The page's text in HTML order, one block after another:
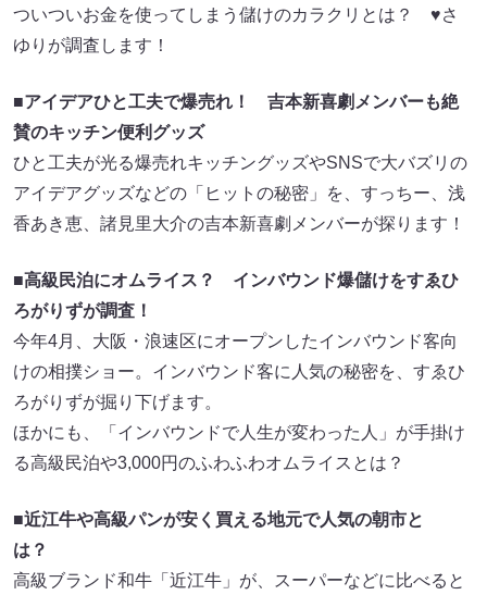
ついついお金を使ってしまう儲けのカラクリとは？ ♥さ
ゆりが調査します！
■アイデアひと工夫で爆売れ！ 吉本新喜劇メンバーも絶
賛のキッチン便利グッズ
ひと工夫が光る爆売れキッチングッズやSNSで大バズリの
アイデアグッズなどの「ヒットの秘密」を、すっちー、浅
香あき恵、諸見里大介の吉本新喜劇メンバーが探ります！
■高級民泊にオムライス？ インバウンド爆儲けをすゑひ
ろがりずが調査！
今年4月、大阪・浪速区にオープンしたインバウンド客向
けの相撲ショー。インバウンド客に人気の秘密を、すゑひ
ろがりずが掘り下げます。
ほかにも、「インバウンドで人生が変わった人」が手掛け
る高級民泊や3,000円のふわふわオムライスとは？
■近江牛や高級パンが安く買える地元で人気の朝市と
は？
高級ブランド和牛「近江牛」が、スーパーなどに比べると